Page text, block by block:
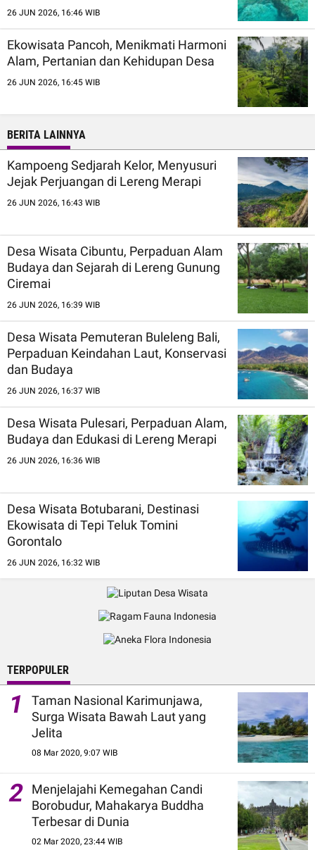
26 JUN 2026, 16:46 WIB
Ekowisata Pancoh, Menikmati Harmoni
Alam, Pertanian dan Kehidupan Desa
26 JUN 2026, 16:45 WIB
BERITA LAINNYA
Kampoeng Sedjarah Kelor, Menyusuri
Jejak Perjuangan di Lereng Merapi
26 JUN 2026, 16:43 WIB
Desa Wisata Cibuntu, Perpaduan Alam
Budaya dan Sejarah di Lereng Gunung
Ciremai
26 JUN 2026, 16:39 WIB
Desa Wisata Pemuteran Buleleng Bali,
Perpaduan Keindahan Laut, Konservasi
dan Budaya
26 JUN 2026, 16:37 WIB
Desa Wisata Pulesari, Perpaduan Alam,
Budaya dan Edukasi di Lereng Merapi
26 JUN 2026, 16:36 WIB
Desa Wisata Botubarani, Destinasi
Ekowisata di Tepi Teluk Tomini
Gorontalo
26 JUN 2026, 16:32 WIB
TERPOPULER
1
Taman Nasional Karimunjawa,
Surga Wisata Bawah Laut yang
Jelita
08 Mar 2020, 9:07 WIB
2
Menjelajahi Kemegahan Candi
Borobudur, Mahakarya Buddha
Terbesar di Dunia
02 Mar 2020, 23:44 WIB